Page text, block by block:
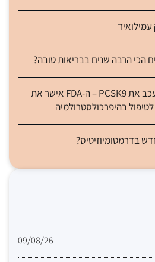
הכי הרבה שנים בבריאות טובה?
לראשונה: טיפול פומי המעכב את PCSK9 – ה-FDA אישר את
בדרמטומיוזיטיס?
09/08/26